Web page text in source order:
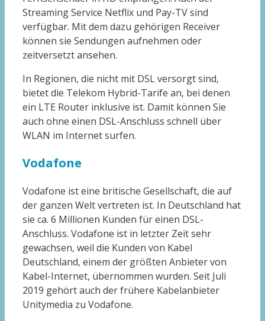
Streaming Service Netflix und Pay-TV sind
verfügbar. Mit dem dazu gehörigen Receiver
können sie Sendungen aufnehmen oder
zeitversetzt ansehen.
In Regionen, die nicht mit DSL versorgt sind,
bietet die Telekom Hybrid-Tarife an, bei denen
ein LTE Router inklusive ist. Damit können Sie
auch ohne einen DSL-Anschluss schnell über
WLAN im Internet surfen.
Vodafone
Vodafone ist eine britische Gesellschaft, die auf
der ganzen Welt vertreten ist. In Deutschland hat
sie ca. 6 Millionen Kunden für einen DSL-
Anschluss. Vodafone ist in letzter Zeit sehr
gewachsen, weil die Kunden von Kabel
Deutschland, einem der größten Anbieter von
Kabel-Internet, übernommen wurden. Seit Juli
2019 gehört auch der frühere Kabelanbieter
Unitymedia zu Vodafone.